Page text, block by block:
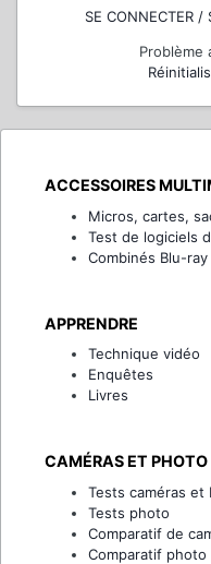
SE CONNECTER /
Problème
ACCESSOIRES
Micros, cartes,
Test de logiciels
Combinés Blu-
APPRENDRE
Technique vidéo
Enquêtes
Livres
CAMÉRAS ET PHOTO
Tests caméras et
Tests photo
Comparatif de
Comparatif photo